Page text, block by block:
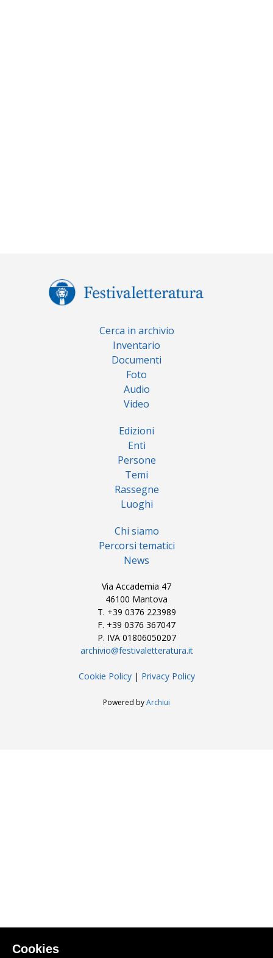
Cerca in archivio
Inventario
Documenti
Foto
Audio
Video
Edizioni
Enti
Persone
Temi
Rassegne
Luoghi
Chi siamo
Percorsi tematici
News
Via Accademia 47
46100 Mantova
T. +39 0376 223989
F. +39 0376 367047
P. IVA 01806050207
archivio@festivaletteratura.it
Cookie Policy| Privacy Policy
Powered byArchiui
Cookies